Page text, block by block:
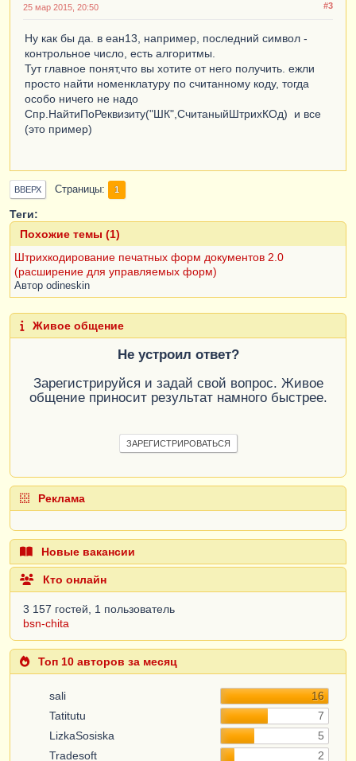
#3
25 мар 2015, 20:50
Ну как бы да. в еан13, например, последний символ -
контрольное число, есть алгоритмы.
Тут главное понят,что вы хотите от него получить. ежли
просто найти номенклатуру по считанному коду, тогда
особо ничего не надо
Спр.НайтиПоРеквизиту("ШК",СчитаныйШтрихКОд) и все
(это пример)
ВВЕРХ Страницы 1
Теги:
Похожие темы (1)
Штрихкодирование печатных форм документов 2.0
(расширение для управляемых форм)
Автор odineskin
Живое общение
Не устроил ответ?
Зарегистрируйся и задай свой вопрос. Живое
общение приносит результат намного быстрее.
ЗАРЕГИСТРИРОВАТЬСЯ
Реклама
Новые вакансии
Кто онлайн
3 157 гостей, 1 пользователь
bsn-chita
Топ 10 авторов за месяц
16
Tatitutu
7
LizkaSosiska
5
Tradesoft
2